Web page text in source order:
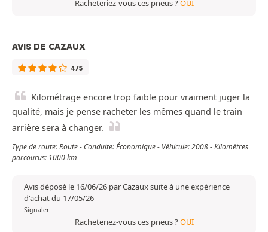
Racheteriez-vous ces pneus ?OUI
AVIS DE CAZAUX
4/5
Kilométrage encore trop faible pour vraiment juger la
qualité, mais je pense racheter les mêmes quand le train
arrière sera à changer.
Type de route: Route - Conduite: Économique - Véhicule: 2008 - Kilomètres
parcourus: 1000 km
Avis déposé le 16/06/26 par Cazaux suite à une expérience
d'achat du 17/05/26
Signaler
Racheteriez-vous ces pneus ?OUI